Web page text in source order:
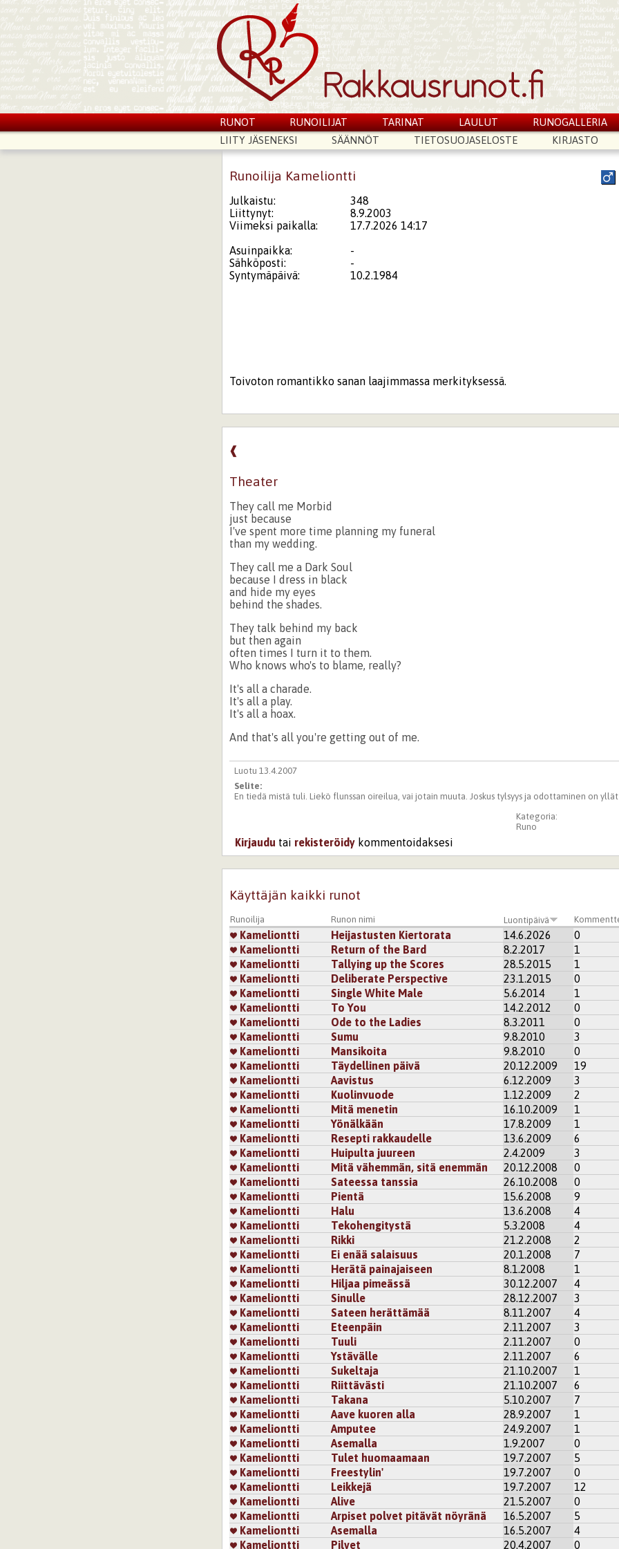
RUNOT RUNOILIJAT TARINAT LAULUT
RUNOGALLERIA
LIITY JÄSENEKSI
SÄÄNNÖT TIETOSUOJASELOSTE KIRJASTO
Runoilija Kameliontti
Julkaistu:
348
Liittynyt:
8.9.2003
Viimeksi paikalla:
17.7.2026 14:17
Asuinpaikka:
-
Sähköposti:
-
Syntymäpäivä:
10.2.1984
Toivoton romantikko sanan laajimmassa merkityksessä.
❰
Theater
They call me Morbid
just because
I've spent more time planning my funeral
than my wedding.
They call me a Dark Soul
because I dress in black
and hide my eyes
behind the shades.
They talk behind my back
but then again
often times I turn it to them.
Who knows who's to blame, really?
It's all a charade.
It's all a play.
It's all a hoax.
And that's all you're getting out of me.
Luotu 13.4.2007
Selite:
En tiedä mistä tuli. Liekö flunssan oireilua, vai jotain muuta. Joskus tylsyys ja odottaminen on
Kategoria:
Runo
Kirjaudu tai rekisteröidy kommentoidaksesi
Käyttäjän kaikki runot
Runoilija Runon nimi Luontipäivä
Kameliontti Heijastusten Kiertorata 14.6.2026 0
Kameliontti
Return of the Bard 8.2.2017 1
Kameliontti
Tallying up the Scores 28.5.2015 1
Kameliontti
Deliberate Perspective 23.1.2015 0
Kameliontti
Single White Male 5.6.2014 1
Kameliontti
To You 14.2.2012 0
Kameliontti
Ode to the Ladies 8.3.2011 0
Kameliontti
Sumu 9.8.2010 3
Kameliontti
Mansikoita 9.8.2010 0
Kameliontti
Täydellinen päivä 20.12.2009 19
Kameliontti
Aavistus 6.12.2009 3
Kameliontti
Kuolinvuode 1.12.2009 2
Kameliontti
Mitä menetin 16.10.2009 1
Kameliontti
Yönälkään 17.8.2009 1
Kameliontti
Resepti rakkaudelle 13.6.2009 6
Kameliontti
Huipulta juureen 2.4.2009 3
Kameliontti
Mitä vähemmän, sitä enemmän 20.12.2008 0
Kameliontti
Sateessa tanssia 26.10.2008 0
Kameliontti
Pientä 15.6.2008 9
Kameliontti
Halu 13.6.2008 4
Kameliontti
Tekohengitystä 5.3.2008 4
Kameliontti
Rikki 21.2.2008 2
Kameliontti
Ei enää salaisuus 20.1.2008 7
Kameliontti
Herätä painajaiseen 8.1.2008 1
Kameliontti
Hiljaa pimeässä 30.12.2007 4
Kameliontti
Sinulle 28.12.2007 3
Kameliontti
Sateen herättämää 8.11.2007 4
Kameliontti
Eteenpäin 2.11.2007 3
Kameliontti
Tuuli 2.11.2007 0
Kameliontti
Ystävälle 2.11.2007 6
Kameliontti
Sukeltaja 21.10.2007 1
Kameliontti
Riittävästi 21.10.2007 6
Kameliontti
Takana 5.10.2007 7
Kameliontti
Aave kuoren alla 28.9.2007 1
Kameliontti
Amputee 24.9.2007 1
Kameliontti
Asemalla 1.9.2007 0
Kameliontti
Tulet huomaamaan 19.7.2007 5
Kameliontti
Freestylin' 19.7.2007 0
Kameliontti
Leikkejä 19.7.2007 12
Kameliontti
Alive 21.5.2007 0
Kameliontti
Arpiset polvet pitävät nöyränä 16.5.2007 5
Kameliontti
Asemalla 16.5.2007 4
Kameliontti
Pilvet 20.4.2007 0